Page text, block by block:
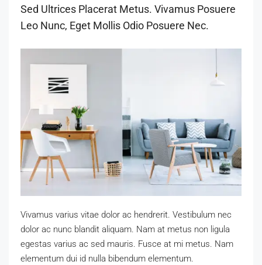
Sed Ultrices Placerat Metus. Vivamus Posuere
Leo Nunc, Eget Mollis Odio Posuere Nec.
Vivamus varius vitae dolor ac hendrerit. Vestibulum nec
dolor ac nunc blandit aliquam. Nam at metus non ligula
egestas varius ac sed mauris. Fusce at mi metus. Nam
elementum dui id nulla bibendum elementum.